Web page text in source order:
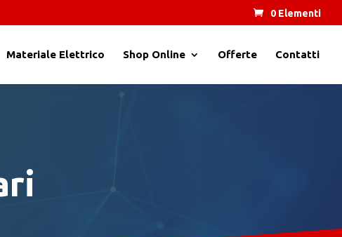
0 Elementi
Materiale Elettrico Shop Online Offerte Contatti